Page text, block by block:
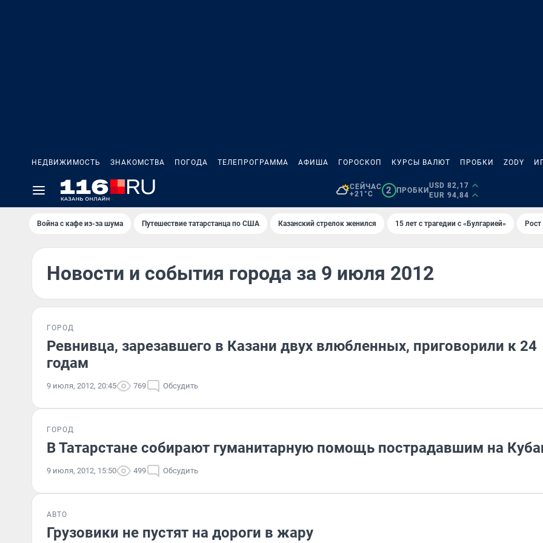
НЕДВИЖИМОСТЬ ЗНАКОМСТВА ПОГОДА ТЕЛЕПРОГРАММА АФИША ГОРОСКОП КУРСЫ ВАЛЮТ ПРОБКИ ZODY
СЕЙЧАС
+21°C
2 ПРОБКИ
USD 82,17
EUR 94,84
Война с кафе из-за шума Путешествие татарстанца по США Казанский стрелок женился 15 лет с трагедии с «Булгарией»
Новости и события города за 9 июля 2012
ГОРОД
Ревнивца, зарезавшего в Казани двух влюбленных, приговорили к 24
годам
9 июля, 2012, 20:45 769 Обсудить
ГОРОД
В Татарстане собирают гуманитарную помощь пострадавшим на
9 июля, 2012, 15:50 499 Обсудить
АВТО
Грузовики не пустят на дороги в жару